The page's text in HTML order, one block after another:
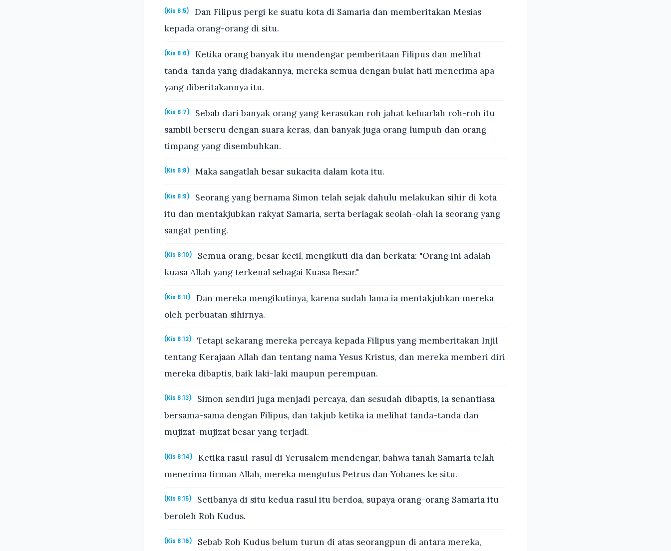
(Kis 8:5)
Dan Filipus pergi ke suatu kota di Samaria dan memberitakan Mesias
kepada orang-orang di situ.
(Kis 8:6)
Ketika orang banyak itu mendengar pemberitaan Filipus dan melihat
tanda-tanda yang diadakannya, mereka semua dengan bulat hati menerima apa
yang diberitakannya itu.
(Kis 8:7)
Sebab dari banyak orang yang kerasukan roh jahat keluarlah roh-roh itu
sambil berseru dengan suara keras, dan banyak juga orang lumpuh dan orang
timpang yang disembuhkan.
(Kis 8:8) Maka sangatlah besar sukacita dalam kota itu.
(Kis 8:9)
Seorang yang bernama Simon telah sejak dahulu melakukan sihir di kota
itu dan mentakjubkan rakyat Samaria, serta berlagak seolah-olah ia seorang yang
sangat penting.
(Kis 8:10)
Semua orang, besar kecil, mengikuti dia dan berkata: "Orang ini adalah
kuasa Allah yang terkenal sebagai Kuasa Besar."
(Kis 8:11)
Dan mereka mengikutinya, karena sudah lama ia mentakjubkan mereka
oleh perbuatan sihirnya.
(Kis 8:12)
Tetapi sekarang mereka percaya kepada Filipus yang memberitakan Injil
tentang Kerajaan Allah dan tentang nama Yesus Kristus, dan mereka memberi diri
mereka dibaptis, baik laki-laki maupun perempuan.
(Kis 8:13)
Simon sendiri juga menjadi percaya, dan sesudah dibaptis, ia senantiasa
bersama-sama dengan Filipus, dan takjub ketika ia melihat tanda-tanda dan
mujizat-mujizat besar yang terjadi.
(Kis 8:14)
Ketika rasul-rasul di Yerusalem mendengar, bahwa tanah Samaria telah
menerima firman Allah, mereka mengutus Petrus dan Yohanes ke situ.
(Kis 8:15)
Setibanya di situ kedua rasul itu berdoa, supaya orang-orang Samaria itu
beroleh Roh Kudus.
(Kis 8:16)
Sebab Roh Kudus belum turun di atas seorangpun di antara mereka,